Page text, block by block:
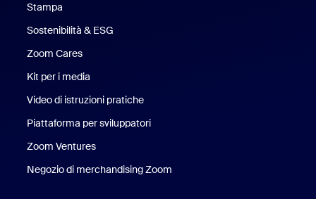
Stampa
Sostenibilità & ESG
Zoom Cares
Kit per i media
Video di istruzioni pratiche
Piattaforma per sviluppatori
Zoom Ventures
Negozio di merchandising Zoom